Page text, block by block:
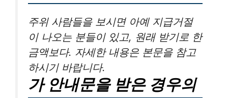
주위 사람들을 보시면 아예 지급거절
이 나오는 분들이 있고, 원래 받기로 한
금액보다. 자세한 내용은 본문을 참고
하시기 바랍니다.
가 안내문을 받은 경우의